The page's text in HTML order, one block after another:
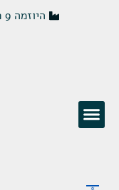
היוזמה 9 פארק נ.ע.מ